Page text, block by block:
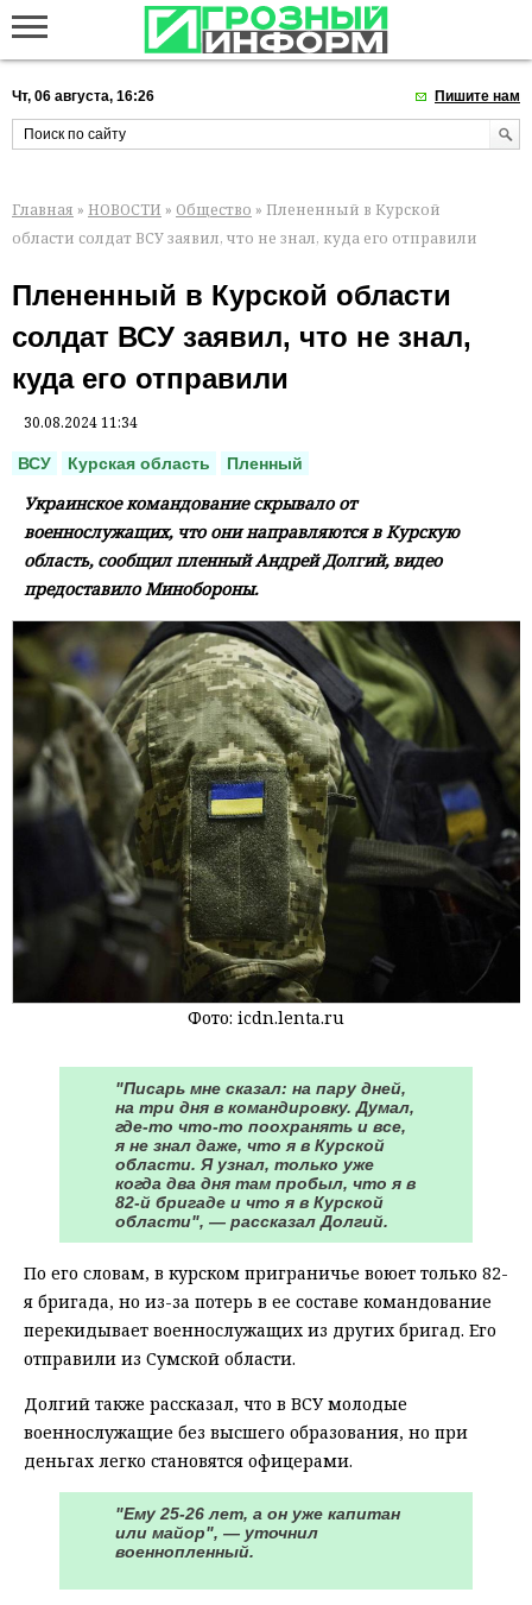
Чт, 06 августа, 16:26 Пишите нам
Главная » НОВОСТИ » Общество » Плененный в Курской
области солдат ВСУ заявил, что не знал, куда его отправили
Плененный в Курской области
солдат ВСУ заявил, что не знал,
куда его отправили
30.08.2024 11:34
ВСУ Курская область Пленный
Украинское командование скрывало от
военнослужащих, что они направляются в Курскую
область, сообщил пленный Андрей Долгий, видео
предоставило Минобороны.
Фото: icdn.lenta.ru
"Писарь мне сказал: на пару дней,
на три дня в командировку. Думал,
где-то что-то поохранять и все,
я не знал даже, что я в Курской
области. Я узнал, только уже
когда два дня там пробыл, что я в
82-й бригаде и что я в Курской
области", — рассказал Долгий.
По его словам, в курском приграничье воюет только 82-
я бригада, но из-за потерь в ее составе командование
перекидывает военнослужащих из других бригад. Его
отправили из Сумской области.
Долгий также рассказал, что в ВСУ молодые
военнослужащие без высшего образования, но при
деньгах легко становятся офицерами.
"Ему 25-26 лет, а он уже капитан
или майор", — уточнил
военнопленный.